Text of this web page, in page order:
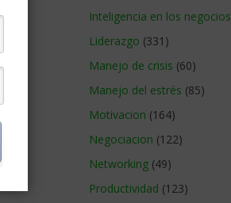
Inteligencia en los negocios
Liderazgo (331)
Manejo de crisis (60)
Manejo del estrés (85)
Motivacion (164)
Negociacion (122)
Networking (49)
Productividad (123)